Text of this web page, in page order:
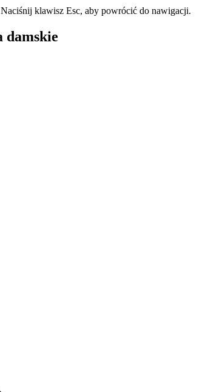
klawisz Esc, aby powrócić do nawigacji.
damskie